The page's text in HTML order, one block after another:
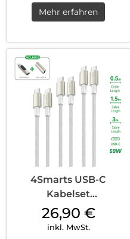
Mehr erfahren
4Smarts USB-C
Kabelset
PremiumCord 60W
inkl. Digit Adapter u.
26,90 €
inkl. MwSt.